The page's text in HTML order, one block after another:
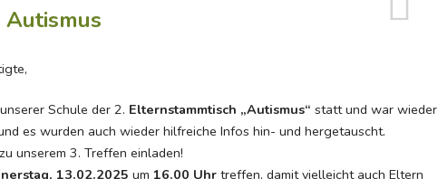
Schule der 2. Elternstammtisch „Autismus“ statt und war wieder
es wurden auch wieder hilfreiche Infos hin- und hergetauscht.
unserem 3. Treffen einladen!
13.02.2025 um 16.00 Uhr treffen, damit vielleicht auch Eltern